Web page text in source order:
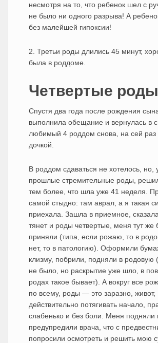
несмотря на то, что ребенок шел с
не было ни одного разрыва! А
без малейшей гипоксии!
2. Третьи роды длились 45 минут,
была в роддоме.
Четвертые роды
Спустя два года после рождения
выполнила обещание и вернулась в
любимый 4 роддом снова, на сей раз
дочкой.
В роддом сдаваться не хотелось, но,
прошлые стремительные роды,
тем более, что шла уже 41 неделя.
самой стыдно: там аврал, а я такая
приехала. Зашла в приемное,
тянет и роды четвертые, меня тут же
приняли (типа, если рожаю, то в
нет, то в патологию). Оформили
клизму, побрили, подняли в родовую
не было, но раскрытие уже шло, в
родах такое бывает). А вокруг все
по всему, роды — это заразно, живот,
действительно потягивать начало,
слабенько и без боли. Меня подняли
предупредили врача, что с
попросили осмотреть и решить мою